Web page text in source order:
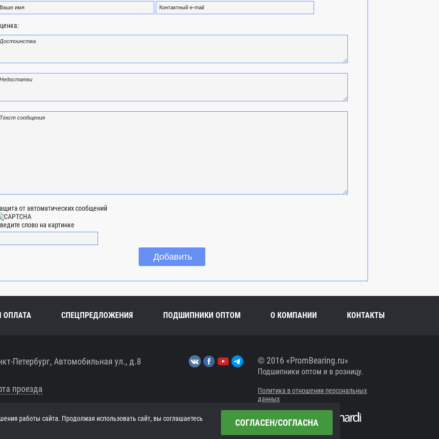
от автоматических сообщений
слово на картинке
ОПЛАТА СПЕЦПРЕДЛОЖЕНИЯ ПОДШИПНИКИ ОПТОМ О КОМПАНИИ КОНТАКТЫ
Петербург, Автомобильная ул., д.8
проезда
8:00-17:30, ПТ 8:00-17:00
© 2016 «PromBearing.ru»
Подшипники оптом и в розницу.
Политика в отношении персональных
данных
Сайт разработан в
работы сайта. Продолжая использовать сайт, вы соглашаетесь СОГЛАСЕН/СОГЛАСНА